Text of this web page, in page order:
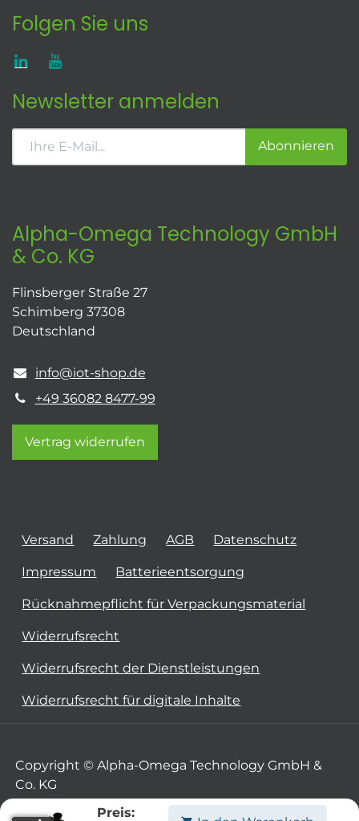
Preis:
Folgen Sie uns
Newsletter anmelden
Abonnieren
Alpha-Omega Technology GmbH
& Co. KG
Flinsberger Straße 27
Schimberg 37308
Deutschland
info@iot-shop.de
+49 36082 8477-99
Vertrag widerrufen
Versand Zahlung AGB Datenschutz
Impressum Batterieentsorgung
Rücknahmepflicht für Verpackungsmaterial
Widerrufsrecht
Widerrufsrecht der Dienstleistungen
Widerrufsrecht für digitale Inhalte
Copyright © Alpha-Omega Technology GmbH &
Co. KG